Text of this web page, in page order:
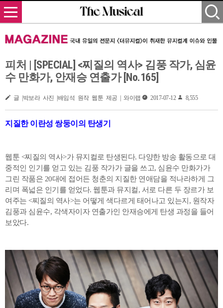
피처 | [SPECIAL] <찌질의 역사> 김풍 작가, 심윤
수 만화가, 안재승 연출가 [No.165]
글 |박보라 사진 |배임석 원작 웹툰 제공 | 와이랩 2017-07-12 8,555
지질한 이란성 쌍둥이의 탄생기
웹툰 <찌질의 역사>가 뮤지컬로 탄생된다. 다양한 방송 활동으로 대
중적인 인기를 얻고 있는 김풍 작가가 글을 쓰고, 심윤수 만화가가
그린 작품은 20대에 접어든 청춘의 지질한 연애담을 적나라하게 그
리며 폭넓은 인기를 얻었다. 웹툰과 뮤지컬, 서로 다른 두 장르가 보
여주는 <찌질의 역사>는 어떻게 색다르게 태어나고 있는지, 원작자
김풍과 심윤수, 각색자이자 연출가인 안재승에게 탄생 과정을 들어
보았다.